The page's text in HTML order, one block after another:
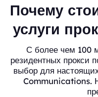
Почему
услуги
С более чем 100
резидентных прокси
выбор для
Communications.